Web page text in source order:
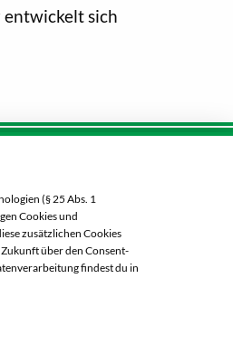
entwickelt sich
Uhr
Uhr
Uhr
Uhr
(§ 25 Abs. 1
Cookies und
zusätzlichen Cookies
über den Consent-
findest du in